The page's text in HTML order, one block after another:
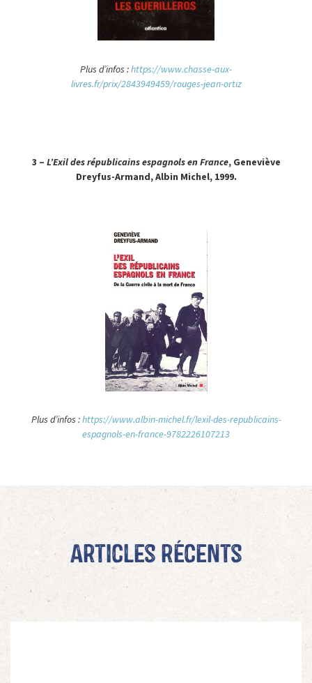
Plus d’infos :https://www.chasse-aux-
livres.fr/prix/2843949459/rouges-jean-ortiz
3 – L’Exil des républicains espagnols en France, Geneviève
Dreyfus-Armand, Albin Michel, 1999.
Plus d’infos :https://www.albin-michel.fr/lexil-des-republicains-
espagnols-en-france-9782226107213
Articles récents